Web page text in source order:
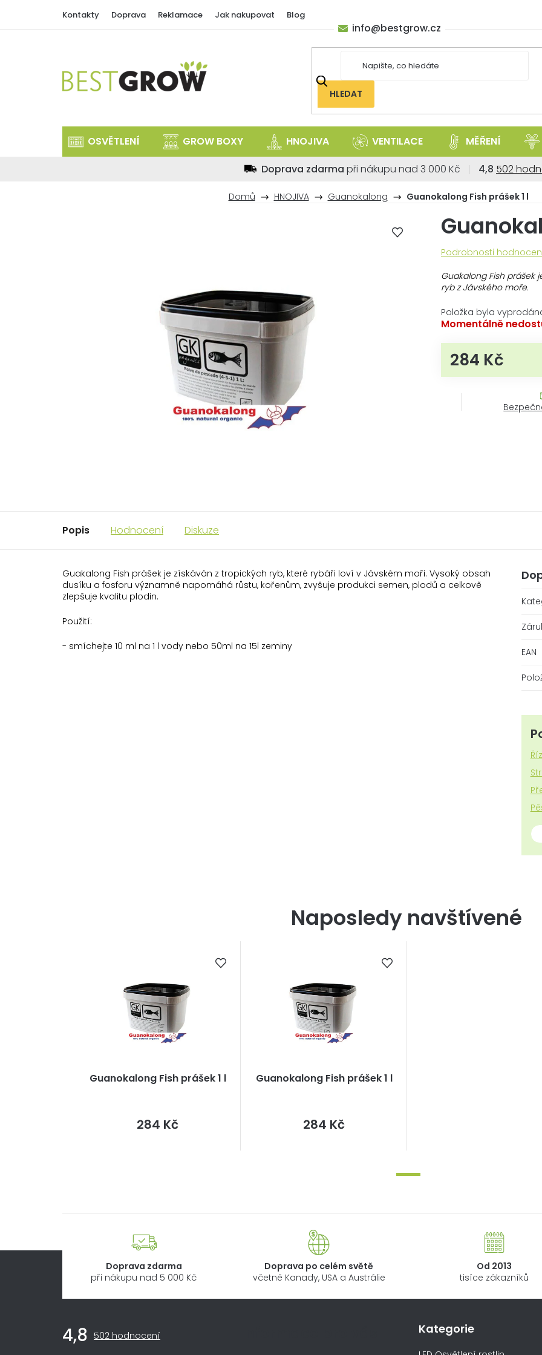
Kontakty Doprava Reklamace Jak nakupovat Blog
HLEDAT
info@bestgrow.cz
OSVĚTLENÍ GROW BOXY HNOJIVA VENTILACE
MĚŘENÍ
Doprava zdarma při nákupu nad 3 000 Kč 4,8 Průměrné
obchodu
4,8
z
5
502
Domů HNOJIVA Guanokalong Guanokalong Fish prášek 1 l
Průměrné
produktu
je
z
5
Podrobnosti
Guakalong Fish prášek
ryb z Jávského moře.
Položka byla
Momentálně
284 KčMěrná
Popis Hodnocení Diskuze
Guakalong Fish prášek je získáván z tropických ryb, které rybáři loví v Jávském moři. Vysoký obsah
dusíku a fosforu významně napomáhá růstu, kořenům, zvyšuje produkci semen, plodů a celkově
zlepšuje kvalitu plodin.
Použití:
- smíchejte 10 ml na 1 l vody nebo 50ml na 15l zeminy EAN
Naposledy navštívené
Guanokalong Fish prášek 1 l
284 Kčcena:
Guanokalong Fish prášek 1 l
284 Kčcena:
Doprava zdarma
při nákupu nad 5 000 Kč
Doprava po celém světě
včetně Kanady, USA a Austrálie
Od 2013
tisíce zákazníků
4,8 Průměrné
502 hodnocení Kategorie